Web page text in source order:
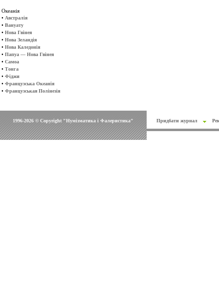
Океанія
• Австралія
• Вануату
• Нова Гвінея
• Нова Зеландія
• Нова Каледонія
• Папуа — Нова Гвінея
• Самоа
• Тонга
• Фіджи
• Французська Океанія
• Французськая Полінезія
1996-2026 © Copyright "Нумізматика і Фалеристика" Придбати журнал